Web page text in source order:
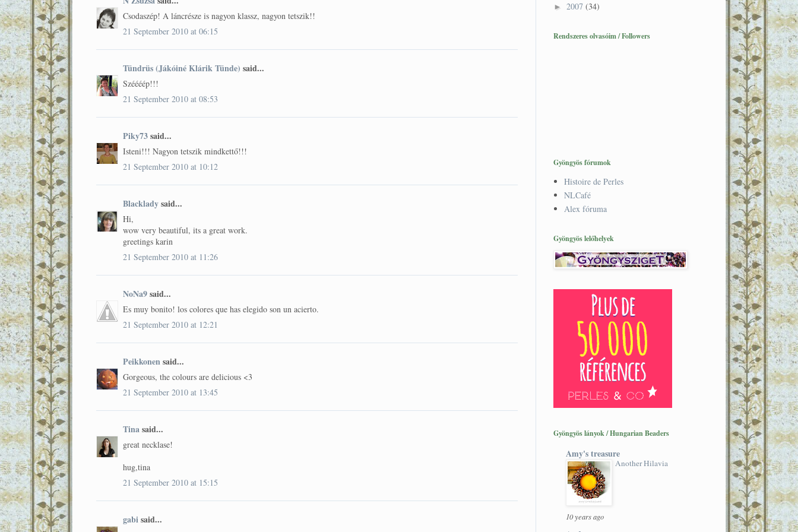
Csodaszép! A láncrésze is nagyon klassz, nagyon tetszik!!
21 September 2010 at 06:15
Tündrüs (Jákóiné Klárik Tünde) said...
Széééép!!!
21 September 2010 at 08:53
Piky73said...
Isteni!!! Nagyon tetszik mindkettő!!!
21 September 2010 at 10:12
Blackladysaid...
Hi,
wow very beautiful, its a great work.
greetings karin
21 September 2010 at 11:26
NoNa9said...
Es muy bonito! los colores que has elegido son un acierto.
21 September 2010 at 12:21
Peikkonensaid...
Gorgeous, the colours are delicious <3
21 September 2010 at 13:45
Tinasaid...
great necklase!
hug,tina
21 September 2010 at 15:15
gabisaid...
► 2007 (34)
Rendszeres olvasóim / Followers
Gyöngyös fórumok
Histoire de Perles
NLCafé
Alex fóruma
Gyöngyös lelőhelyek
Gyöngyös lányok / Hungarian Beaders
Amy's treasure
Another Hilavia
10 years ago